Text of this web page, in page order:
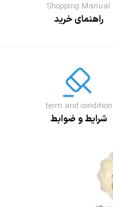
Shopping Manual
راهنمای خرید
term and condition
شرایط و ضوابط